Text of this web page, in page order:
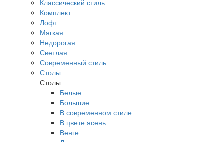
Классический стиль
Комплект
Лофт
Мягкая
Недорогая
Светлая
Современный стиль
Столы
Столы
Белые
Большие
В современном стиле
В цвете ясень
Венге